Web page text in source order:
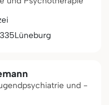
Lüneburg
und -